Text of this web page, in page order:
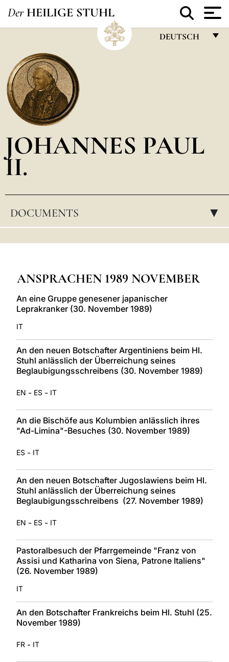
Der HEILIGE STUHL
DEUTSCH
ESPAÑOL
DEUTSCH
العربيّة
JOHANNES PAUL
II.
DOCUMENTS ▸
ANSPRACHEN 1989 NOVEMBER
An eine Gruppe genesener japanischer
Leprakranker (30. November 1989)
IT
An den neuen Botschafter Argentiniens beim Hl.
Stuhl anlässlich der Überreichung seines
Beglaubigungsschreibens (30. November 1989)
EN - ES - IT
An die Bischöfe aus Kolumbien anlässlich ihres
"Ad-Limina"-Besuches (30. November 1989)
ES - IT
An den neuen Botschafter Jugoslawiens beim Hl.
Stuhl anlässlich der Überreichung seines
Beglaubigungsschreibens (27. November 1989)
EN - ES - IT
Pastoralbesuch der Pfarrgemeinde "Franz von
Assisi und Katharina von Siena, Patrone Italiens"
(26. November 1989)
IT
An den Botschafter Frankreichs beim Hl. Stuhl (25.
November 1989)
FR - IT